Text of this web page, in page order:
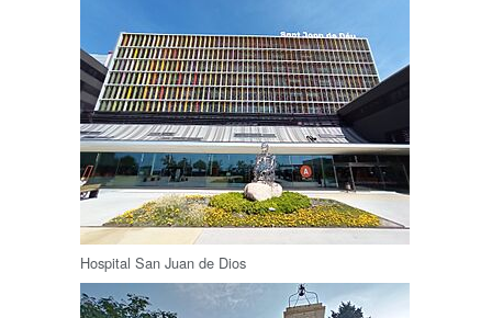
Hospital San Juan de Dios